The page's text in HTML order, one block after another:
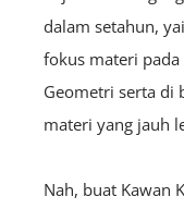
dalam setahun,
fokus materi
Geometri serta di
materi yang jauh
Nah, buat Kawan